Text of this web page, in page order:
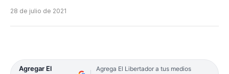
28 de julio de 2021
Agregar El
Agrega El Libertador a tus medios